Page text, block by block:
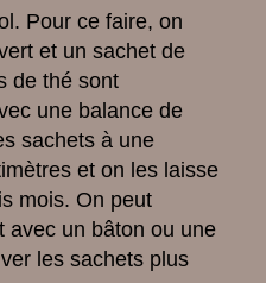
Pour ce faire, on
et un sachet de
de thé sont
une balance de
sachets à une
et on les laisse
mois. On peut
avec un bâton ou une
les sachets plus